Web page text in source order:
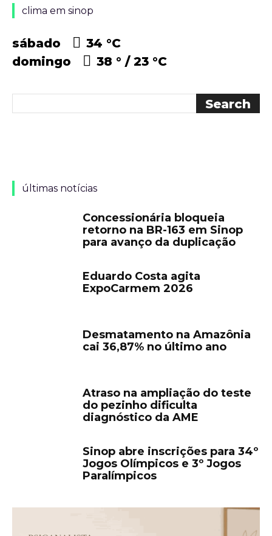
clima em sinop
sábado 34 °C
domingo
38 ° 23 °C
últimas notícias
Concessionária bloqueia
retorno na BR-163 em Sinop
para avanço da duplicação
Eduardo Costa agita
ExpoCarmem 2026
Desmatamento na Amazônia
cai 36,87% no último ano
Atraso na ampliação do teste
do pezinho dificulta
diagnóstico da AME
Sinop abre inscrições para 34º
Jogos Olímpicos e 3º Jogos
Paralímpicos